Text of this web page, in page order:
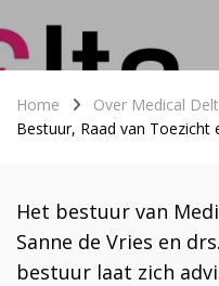
Home Over Medical
Bestuur, Raad van Toezicht
Het bestuur van
Sanne de Vries en
bestuur laat zich